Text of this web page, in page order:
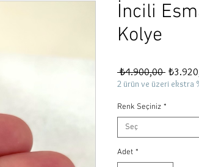
İncili
Kolye
₺4.900,00 Normal
Fiyat
2 ürün ve üzeri ekstra
Renk Seçiniz *
Seç
Adet *